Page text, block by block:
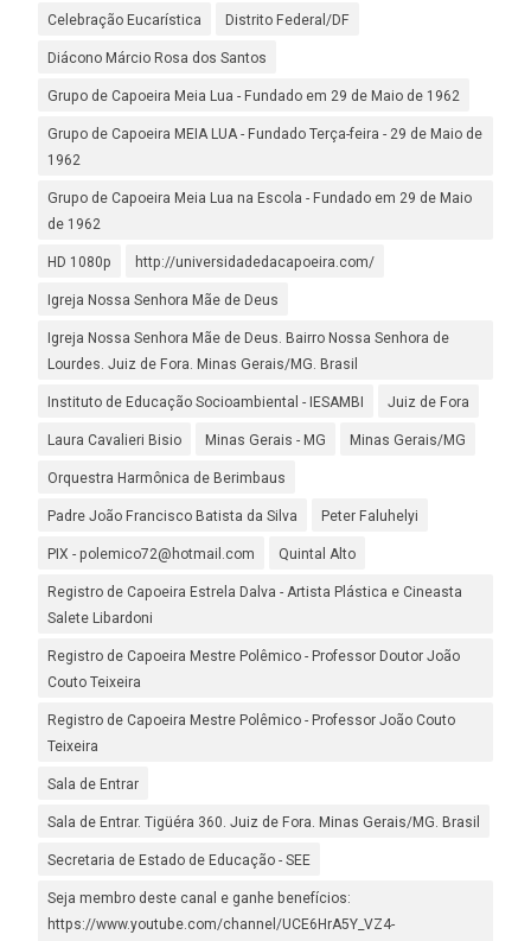
Celebração Eucarística Distrito Federal/DF
Diácono Márcio Rosa dos Santos
Grupo de Capoeira Meia Lua - Fundado em 29 de Maio de 1962
Grupo de Capoeira MEIA LUA - Fundado Terça-feira - 29 de Maio de
1962
Grupo de Capoeira Meia Lua na Escola - Fundado em 29 de Maio
de 1962
HD 1080p http://universidadedacapoeira.com/
Igreja Nossa Senhora Mãe de Deus
Igreja Nossa Senhora Mãe de Deus. Bairro Nossa Senhora de
Lourdes. Juiz de Fora. Minas Gerais/MG. Brasil
Instituto de Educação Socioambiental - IESAMBI Juiz de Fora
Laura Cavalieri Bisio Minas Gerais - MG Minas Gerais/MG
Orquestra Harmônica de Berimbaus
Padre João Francisco Batista da Silva Peter Faluhelyi
PIX - polemico72@hotmail.com Quintal Alto
Registro de Capoeira Estrela Dalva - Artista Plástica e Cineasta
Salete Libardoni
Registro de Capoeira Mestre Polêmico - Professor Doutor João
Couto Teixeira
Registro de Capoeira Mestre Polêmico - Professor João Couto
Teixeira
Sala de Entrar
Sala de Entrar. Tigüéra 360. Juiz de Fora. Minas Gerais/MG. Brasil
Secretaria de Estado de Educação - SEE
Seja membro deste canal e ganhe benefícios:
https://www.youtube.com/channel/UCE6HrA5Y_VZ4-